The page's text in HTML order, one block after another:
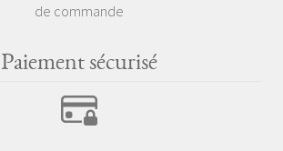
de commande
Paiement sécurisé